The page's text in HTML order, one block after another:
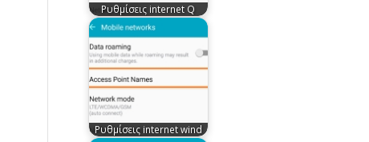
Ρυθμίσεις internet Q
Ρυθμίσεις internet wind